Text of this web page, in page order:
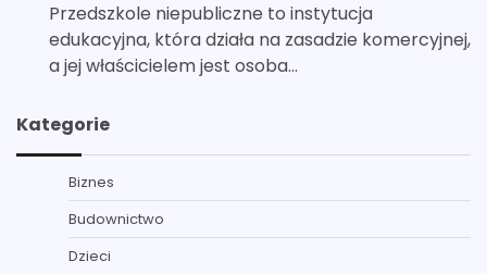
Przedszkole niepubliczne to instytucja
edukacyjna, która działa na zasadzie komercyjnej,
a jej właścicielem jest osoba…
Kategorie
Biznes
Budownictwo
Dzieci